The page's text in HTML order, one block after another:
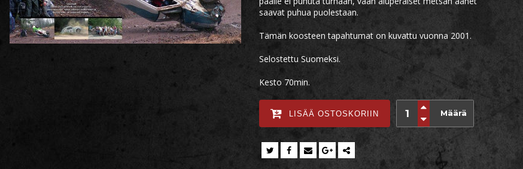
saavat puhua puolestaan.
Tämän koosteen tapahtumat on kuvattu vuonna 2001.
Selostettu Suomeksi.
Kesto 70min.
Määrä
LISÄÄ OSTOSKORIIN